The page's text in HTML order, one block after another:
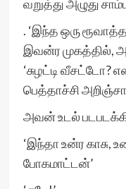
வறுத்து அழுது
. ‘இந்த ஒரு
இவன்ர முகத்தில்,
‘சுழட்டி
பெத்தாச்சி
அவன் உடல்
‘இந்தா உன்ர காசு,
போகமாட்டன்’